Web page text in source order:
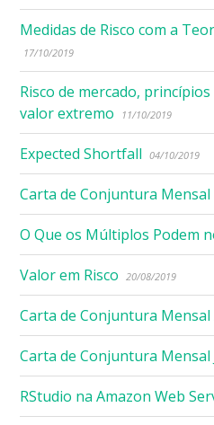
Medidas de Risco com a
17/10/2019
Risco de mercado,
valor extremo
11/10/2019
Expected Shortfall 04/10/2019
Carta de Conjuntura
O Que os Múltiplos Podem
Valor em Risco 20/08/2019
Carta de Conjuntura
Carta de Conjuntura Mensal
RStudio na Amazon Web